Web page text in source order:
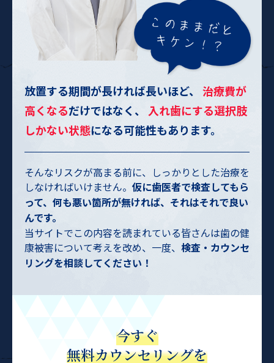
放置する期間が長ければ長いほど、
治療費が
高くなるだけではなく、
入れ歯にする選択肢
しかない状態になる可能性もあります。
そんなリスクが高まる前に、しっかりとした治療を
しなければいけません。 仮に歯医者で検査してもら
って、何も悪い箇所が無ければ、それはそれで良い
んです。
当サイトでこの内容を読まれている皆さんは歯の健
康被害について考えを改め、一度、 検査・カウンセ
リングを相談してください！
今すぐ
無料カウンセリングを